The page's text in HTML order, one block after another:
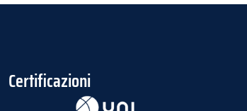
Certificazioni